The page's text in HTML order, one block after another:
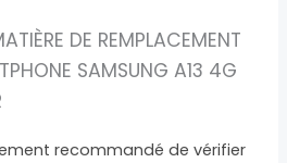
DE REMPLACEMENT
SAMSUNG A13 4G
recommandé de vérifier